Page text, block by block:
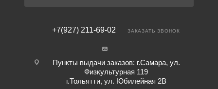
+7(927) 211-69-02 ЗАКАЗАТЬ ЗВОНОК
Пункты выдачи заказов: г.Самара, ул.
Физкультурная 119
г.Тольятти, ул. Юбилейная 2В